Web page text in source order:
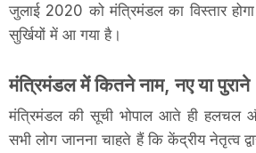
जुलाई 2020 को मंत्रिमंडल का विस्तार
सुर्खियों में आ गया है।
मंत्रिमंडल में कितने नाम, नए या पुराने
मंत्रिमंडल की सूची भोपाल आते ही हलचल
सभी लोग जानना चाहते हैं कि केंद्रीय नेतृत्व